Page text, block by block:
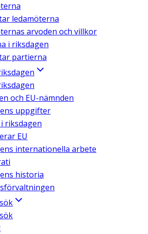
ledamöterna
arvoden och villkor
i riksdagen
partierna
och EU-nämnden
uppgifter
riksdagen
EU
internationella arbete
historia